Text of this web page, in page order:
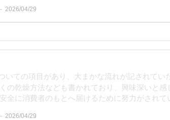
2026/04/29
いての項目があり、大まかな流れが記されてい
の乾燥方法なども書かれており、興味深いと感
全に消費者のもとへ届けるために努力がされて
2026/04/29